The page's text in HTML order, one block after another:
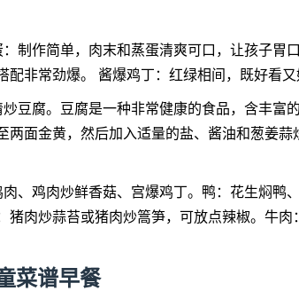
制作简单，肉末和蒸蛋清爽可口，让孩子胃
配非常劲爆。 酱爆鸡丁：红绿相间，既好看
豆腐。豆腐是一种非常健康的食品，含丰富
两面金黄，然后加入适量的盐、酱油和葱姜
、鸡肉炒鲜香菇、宫爆鸡丁。鸭：花生焖鸭
猪肉炒蒜苔或猪肉炒篙笋，可放点辣椒。牛
菜谱早餐